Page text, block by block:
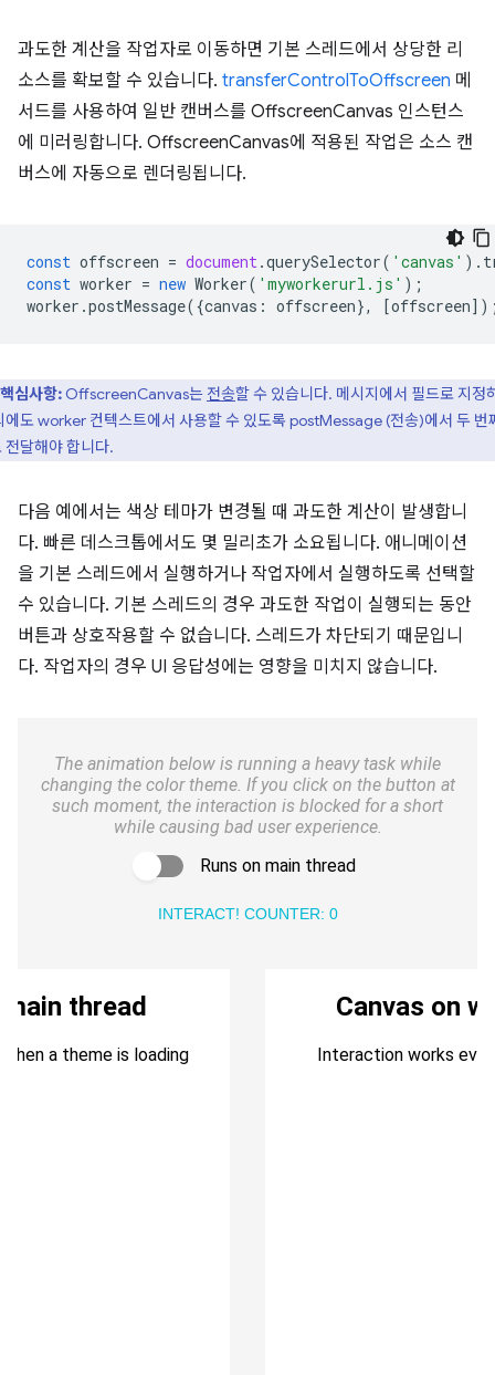
과도한 계산을 작업자로 이동하면 기본 스레드에서 상당한 리
소스를 확보할 수 있습니다. transferControlToOffscreen 메
서드를 사용하여 일반 캔버스를 OffscreenCanvas 인스턴스
에 미러링합니다. OffscreenCanvas에 적용된 작업은 소스 캔
버스에 자동으로 렌더링됩니다.
const offscreen = document.querySelector( 'canvas' ).
const worker = new Worker( 'myworkerurl.js' );
worker .postMessage({canvas : offscreen}, [offscreen
핵심사항: OffscreenCanvas는 전송할 수 있습니다. 메시지에서 필드로 지정
에도 worker 컨텍스트에서 사용할 수 있도록 postMessage (전송)에서 두 번
전달해야 합니다.
다음 예에서는 색상 테마가 변경될 때 과도한 계산이 발생합니
다. 빠른 데스크톱에서도 몇 밀리초가 소요됩니다. 애니메이션
을 기본 스레드에서 실행하거나 작업자에서 실행하도록 선택할
수 있습니다. 기본 스레드의 경우 과도한 작업이 실행되는 동안
버튼과 상호작용할 수 없습니다. 스레드가 차단되기 때문입니
다. 작업자의 경우 UI 응답성에는 영향을 미치지 않습니다.